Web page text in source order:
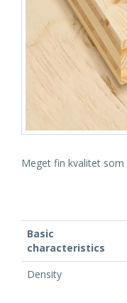
Meget fin kvalitet som
Basic
characteristics
Density